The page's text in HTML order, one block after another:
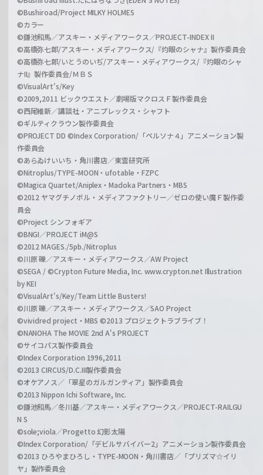
©Bushiroad/Project MILKY HOLMES
©カラー
©鎌池和馬／アスキー・メディアワークス／PROJECT-INDEX II
©高橋弥七郎/アスキー・メディアワークス/『灼眼のシャナ』製作委員会
©高橋弥七郎/いとうのいぢ/アスキー・メディアワークス/『灼眼のシャ
ナII』製作委員会/ＭＢＳ
©VisualArt's/Key
©2009,2011 ビックウエスト／劇場版マクロスＦ製作委員会
©西尾維新／講談社・アニプレックス・シャフト
©ギルティクラウン製作委員会
©PROJECT DD ©Index Corporation/「ペルソナ４」アニメーション製
作委員会
©あらゐけいいち・角川書店／東雲研究所
©Nitroplus/TYPE-MOON・ufotable・FZPC
©Magica Quartet/Aniplex・Madoka Partners・MBS
©2012 ヤマグチノボル・メディアファクトリー／ゼロの使い魔Ｆ製作委
員会
©Project シンフォギア
©BNGI／PROJECT iM@S
©2012 MAGES./5pb./Nitroplus
©川原 礫／アスキー・メディアワークス／AW Project
©SEGA / ©Crypton Future Media, Inc. www.crypton.net Illustration
by KEI
©VisualArt's/Key/Team Little Busters!
©川原 礫／アスキー・メディアワークス／SAO Project
©vividred project・MBS ©2013 プロジェクトラブライブ！
©NANOHA The MOVIE 2nd A's PROJECT
©サイコパス製作委員会
©Index Corporation 1996,2011
©2013 CIRCUS/D.C.III製作委員会
©オケアノス／「翠星のガルガンティア」製作委員会
©2013 Nippon Ichi Software, Inc.
©鎌池和馬／冬川基／アスキー・メディアワークス／PROJECT-RAILGU
N S
©sole;viola／Progetto 幻影太陽
©Index Corporation/「デビルサバイバー2」アニメーション製作委員会
©2013 ひろやまひろし・TYPE-MOON・角川書店／「プリズマ☆イリ
ヤ」製作委員会